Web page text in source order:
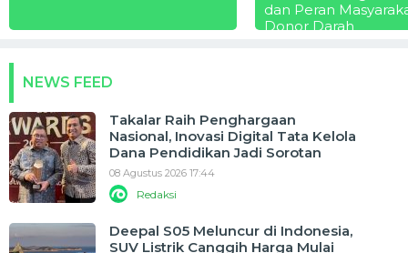
dan Peran
Donor Darah
NEWS FEED
Takalar Raih Penghargaan
Nasional, Inovasi Digital Tata Kelola
Dana Pendidikan Jadi Sorotan
08 Agustus 2026 17:44
Redaksi
Deepal S05 Meluncur di Indonesia,
SUV Listrik Canggih Harga Mulai